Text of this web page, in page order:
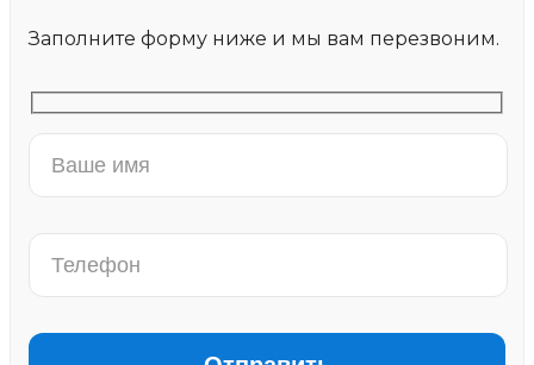
Заполните форму ниже и мы вам перезвоним.